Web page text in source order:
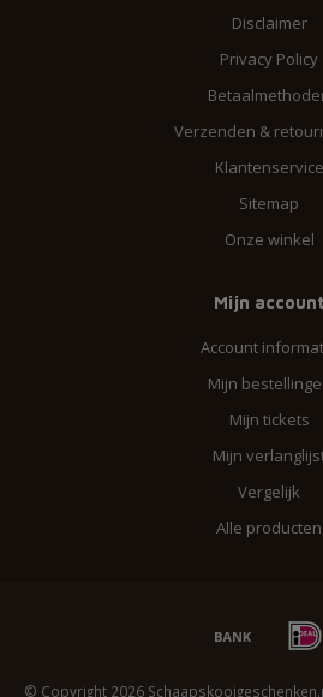
Disclaimer
Privacy Policy
Verzenden &
Klantenservice
Sitemap
Onze winkel
Mijn account
Account
Mijn
Mijn tickets
Mijn
Vergelijk
Alle producten
© Copyright 2026